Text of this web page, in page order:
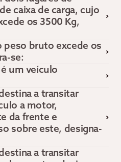
caixa de carga, cujo
os 3500 Kg,
peso bruto excede os
se:
um veículo
a transitar
a motor,
da frente e
sobre este, designa-
a transitar